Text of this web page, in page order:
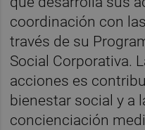
coordinación con
través de su
Social Corporativa.
acciones es
bienestar social y a
concienciación